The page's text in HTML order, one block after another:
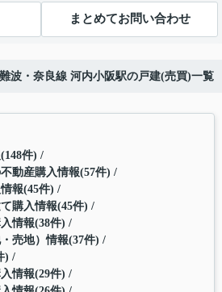
まとめてお問い合わせ
波・奈良線 河内小阪駅の戸建(売買)一覧
件)
動産購入情報(57件)
報(45件)
購入情報(45件)
情報(38件)
売地）情報(37件)
)
情報(29件)